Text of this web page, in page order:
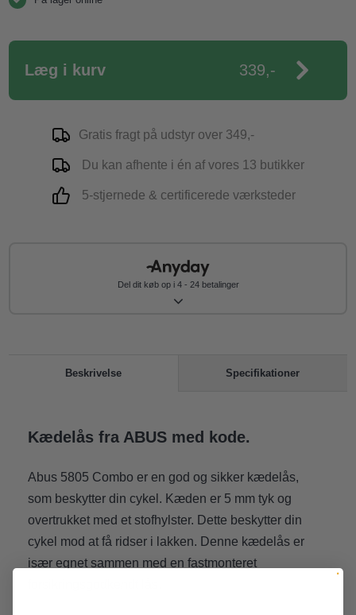
Læg i kurv 339,-
Gratis fragt på udstyr over 349,-
Du kan afhente i én af vores 13 butikker
5-stjernede & certificerede værksteder
Del dit køb op i 4 - 24 betalinger
Beskrivelse Specifikationer
Kædelås fra ABUS med kode.
Abus 5805 Combo er en god og sikker kædelås,
som beskytter din cykel. Kæden er 5 mm tyk og
overtrukket med et stofhylster. Dette beskytter din
cykel mod at få ridser i lakken. Denne kædelås er
især egnet sammen med en fastmonteret